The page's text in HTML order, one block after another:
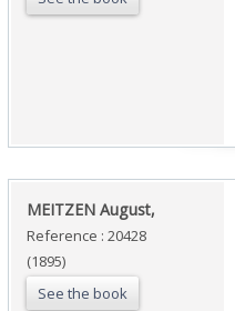
‎MEITZEN August,‎
Reference : 20428
(1895)
See the book